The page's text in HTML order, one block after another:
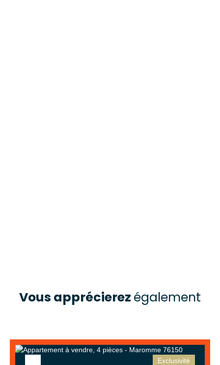
Vous apprécierez également
Exclusivité